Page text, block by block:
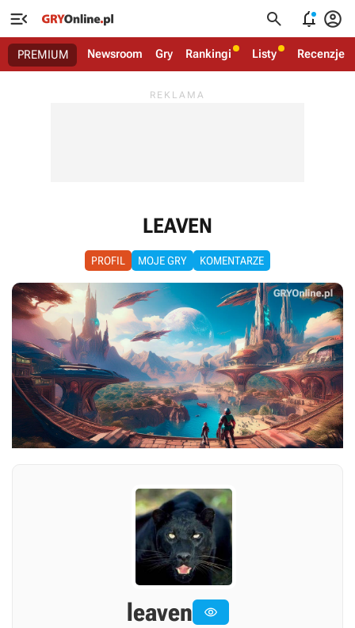
   
PREMIUM Newsroom Gry Rankingi Listy Recenzje
LEAVEN
PROFIL MOJE GRY KOMENTARZE
leaven 